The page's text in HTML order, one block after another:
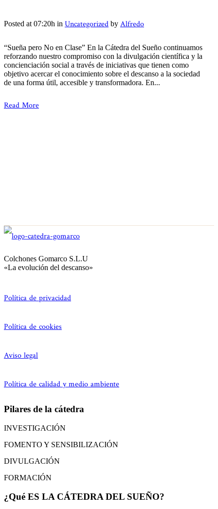
Posted at 07:20h in Uncategorized by Alfredo
“Sueña pero No en Clase” En la Cátedra del Sueño continuamos
reforzando nuestro compromiso con la divulgación científica y la
concienciación social a través de iniciativas que tienen como
objetivo acercar el conocimiento sobre el descanso a la sociedad
de una forma útil, accesible y transformadora. En...
Read More
Colchones Gomarco S.L.U
«La evolución del descanso»
Política de privacidad
Política de cookies
Aviso legal
Política de calidad y medio ambiente
Pilares de la cátedra
INVESTIGACIÓN
FOMENTO Y SENSIBILIZACIÓN
DIVULGACIÓN
FORMACIÓN
¿Qué ES LA CÁTEDRA DEL SUEÑO?